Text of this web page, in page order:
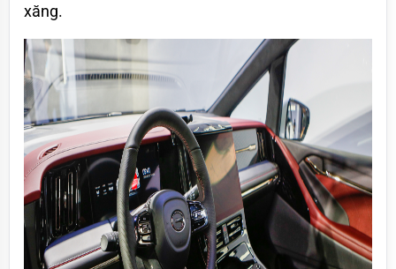
xăng.